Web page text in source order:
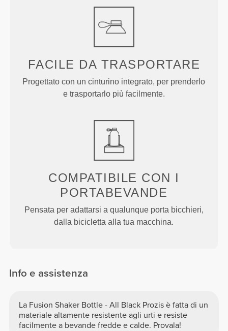
FACILE DA TRASPORTARE
Progettato con un cinturino integrato, per prenderlo
e trasportarlo più facilmente.
COMPATIBILE CON I
PORTABEVANDE
Pensata per adattarsi a qualunque porta bicchieri,
dalla bicicletta alla tua macchina.
Info e assistenza
La Fusion Shaker Bottle - All Black Prozis è fatta di un
materiale altamente resistente agli urti e resiste
facilmente a bevande fredde e calde. Provala!